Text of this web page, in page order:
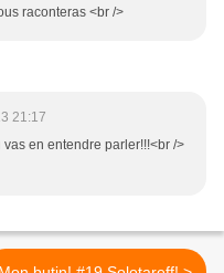
raconteras <br />
21:17
vas en entendre parler!!!<br />